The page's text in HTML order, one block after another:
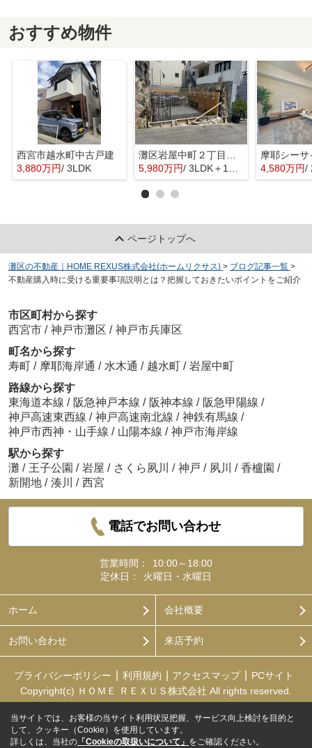
おすすめ物件
西宮市越水町中古戸建
3,880万円/ 3LDK
5,980万円/ 3LDK＋1S(納戸) 4,580万円/
ページトップへ
灘区の不動産｜HOME REXUS株式会社(ホームリクサス) > ブログ記事一覧 >
不動産購入時に受ける重要事項説明とは？把握しておきたいポイントをご紹介
市区町村から探す
西宮市 / 神戸市灘区 / 神戸市兵庫区
町名から探す
寿町 / 摩耶海岸通 / 水木通 / 越水町 / 岩屋中町
路線から探す
東海道本線 / 阪急神戸本線 / 阪神本線 / 阪急甲陽線 /
神戸高速東西線 / 神戸高速南北線 / 神鉄有馬線 /
神戸市西神・山手線 / 山陽本線 / 神戸市海岸線
駅から探す
灘 / 王子公園 / 岩屋 / さくら夙川 / 神戸 / 夙川 / 香櫨園 /
新開地 / 湊川 / 西宮
電話でお問い合わせ
営業時間：
10:00～18:00
定休日：
火曜日・水曜日
ホーム 会社概要
お問い合わせ 来店予約
プライバシーポリシー 利用規約 アクセスマップ
PCサイト
Copyright(c) ＨＯＭＥ ＲＥＸＵＳ株式会社 All rights reserved.
当サイトでは、お客様の当サイト利用状況把握、サービス向上検討を目的と
して、クッキー（Cookie）を使用しています。
詳しくは、当社の 「Cookieの取扱いについて」 をご確認ください。